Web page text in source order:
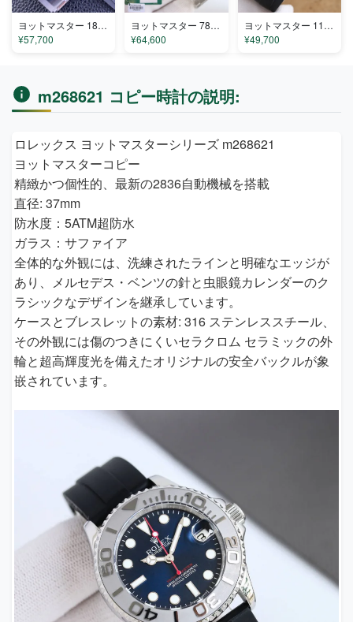
ヨットマスター 18971ln コピー
¥57,700
ヨットマスター 780310 コピー
¥64,600
ヨットマスター 1194384LG コピー
¥49,700
m268621 コピー時計の説明:
ロレックス ヨットマスターシリーズ m268621
ヨットマスターコピー
精緻かつ個性的、最新の2836自動機械を搭載
直径: 37mm
防水度：5ATM超防水
ガラス：サファイア
全体的な外観には、洗練されたラインと明確なエッジが
あり、メルセデス・ベンツの針と虫眼鏡カレンダーのク
ラシックなデザインを継承しています。
ケースとブレスレットの素材: 316 ステンレススチール、
その外観には傷のつきにくいセラクロム セラミックの外
輪と超高輝度光を備えたオリジナルの安全バックルが象
嵌されています。